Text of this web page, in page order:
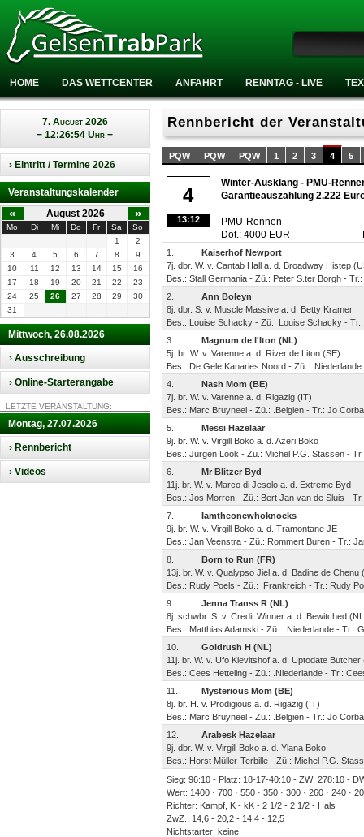
HOME DAS WETTCENTER ANFAHRT RENNTAG - LIVE
7. August 2026
− 12:26:54 Uhr −
› Eintritt / Termine 2026
Veranstaltungskalender
« August 2026 »
Mo Di Mi Do Fr Sa
So
1
2
3
4 5 6 7 8
9
10
11 12 13 14 15
16
17
18 19 20 21 22
23
24
25 26 27 28 29
30
31
Mittwoch, 26.08.2026
› Ausschreibung
› Online-Starterangabe
LETZTE VERANSTALTUNG:
Montag, 27.07.2026
› Rennbericht
› Videos
Rennbericht der
PQW PQW PQW 1 2 3 4 5
4
13:12
Winter-Ausklang - PMU-
Garantieauszahlung 2.222
PMU-Rennen
Dot.: 4000 EUR
1.
Kaiserhof Newport
7j. dbr. W. v. Cantab Hall a. d. Broadway Histep
Bes.: Stall Germania - Zü.: Peter S.ter Borgh -
2.
Ann Boleyn
8j. dbr. S. v. Muscle Massive a. d. Betty Kramer
Bes.: Louise Schacky - Zü.: Louise Schacky -
3.
Magnum de l'Iton (NL)
5j. br. W. v. Varenne a. d. River de Liton (SE)
Bes.: De Gele Kanaries Noord - Zü.:
4.
Nash Mom (BE)
7j. br. W. v. Varenne a. d. Rigazig (IT)
Bes.: Marc Bruyneel - Zü.: .Belgien - Tr.: Jo
5.
Messi Hazelaar
9j. br. W. v. Virgill Boko a. d. Azeri Boko
Bes.: Jürgen Look - Zü.: Michel P.G. Stassen -
6.
Mr Blitzer Byd
11j. br. W. v. Marco di Jesolo a. d. Extreme Byd
Bes.: Jos Morren - Zü.: Bert Jan van de Sluis -
7.
Iamtheonewhoknocks
9j. br. W. v. Virgill Boko a. d. Tramontane JE
Bes.: Jan Veenstra - Zü.: Rommert Buren - Tr.:
8.
Born to Run (FR)
13j. br. W. v. Qualypso Jiel a. d. Badine de Chenu
Bes.: Rudy Poels - Zü.: .Frankreich - Tr.: Rudy
9.
Jenna Transs R (NL)
8j. schwbr. S. v. Credit Winner a. d. Bewitched
Bes.: Matthias Adamski - Zü.: .Niederlande - Tr.:
10.
Goldrush H (NL)
11j. br. W. v. Ufo Kievitshof a. d. Uptodate Butcher
Bes.: Cees Hetteling - Zü.: .Niederlande - Tr.:
11.
Mysterious Mom (BE)
8j. br. H. v. Prodigious a. d. Rigazig (IT)
Bes.: Marc Bruyneel - Zü.: .Belgien - Tr.: Jo
12.
Arabesk Hazelaar
9j. dbr. W. v. Virgill Boko a. d. Ylana Boko
Bes.: Horst Müller-Terbille - Zü.: Michel P.G.
Sieg: 96:10 - Platz: 18-17-40:10 - ZW: 278:10 -
Wert: 1400 · 700 · 550 · 350 · 300 · 260 · 240 ·
Richter: Kampf, K - kK - 2 1/2 - 2 1/2 - Hals
ZwZ.: 14,6 - 20,2 - 14,4 - 12,5
Nichtstarter: keine